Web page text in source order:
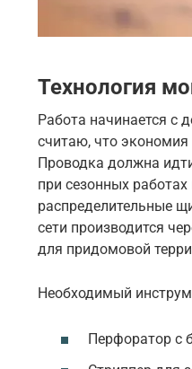
Технология
Работа начинается с
считаю, что
Проводка должна
при сезонных
распределительные
сети производится
для придомовой
Необходимый
Перфоратор с